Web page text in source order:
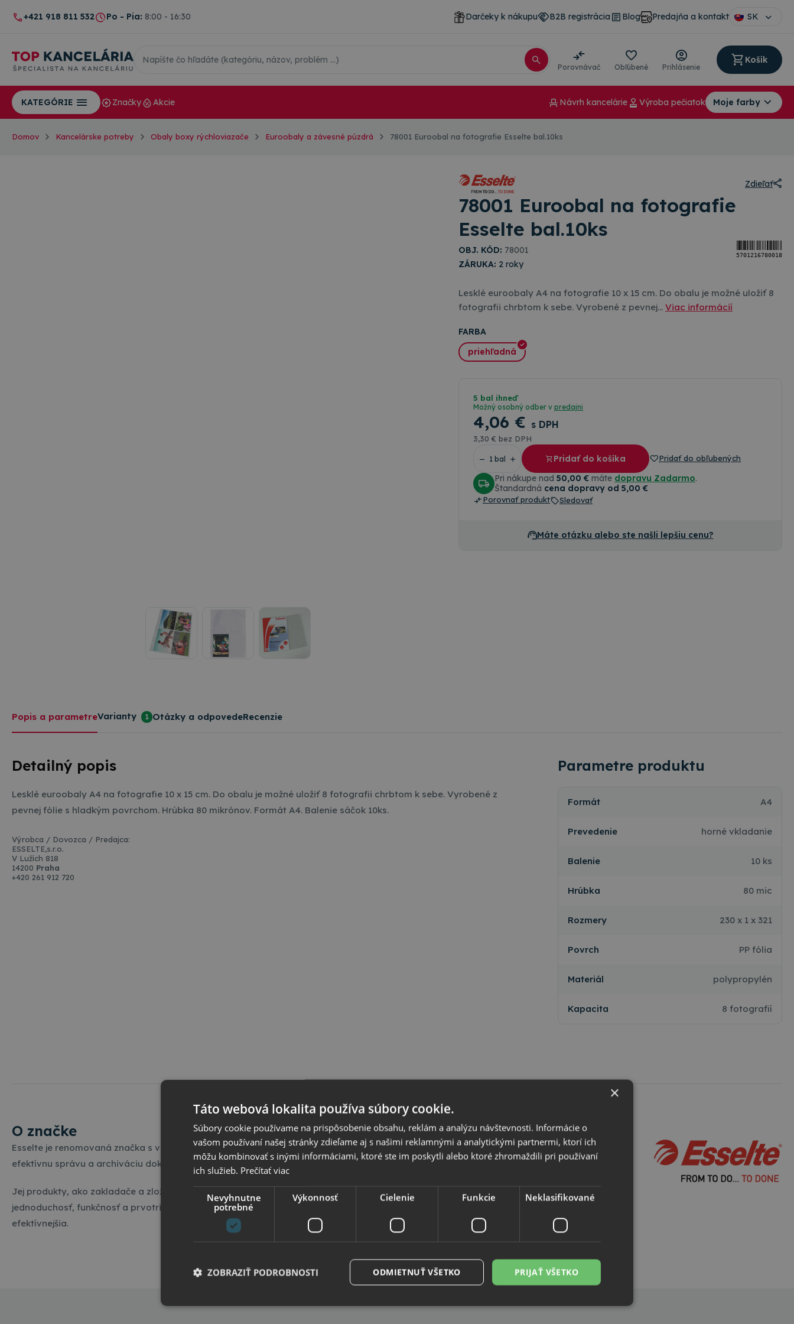
+421 918 811 532 Po - Pia: 8:00 - 16:30 Darčeky k nákupu B2B registrácia Blog Predajňa a kontakt SK
Porovnávač Obľúbené Prihlásenie
Košík
KATEGÓRIE Značky Akcie Návrh kancelárie Výroba pečiatok Moje farby
Domov Kancelárske potreby Obaly boxy rýchloviazače Euroobaly a závesné púzdrá 78001 Euroobal na fotografie Esselte bal.10ks
Zdieľať
78001 Euroobal na fotografie
Esselte bal.10ks
OBJ. KÓD: 78001 5701216780018
ZÁRUKA: 2 roky
Lesklé euroobaly A4 na fotografie 10 x 15 cm. Do obalu je možné uložiť 8
fotografii chrbtom k sebe. Vyrobené z pevnej… Viac informácií
FARBA
priehľadná
5 bal ihneď
Možný osobný odber v predajni
4,06 € s DPH
3,30 € bez DPH
Pridať do košíka Pridať do obľubených
Pri nákupe nad 50,00 € máte dopravu Zadarmo.
Štandardná cena dopravy od 5,00 €
Porovnať produkt Sledovať
Máte otázku alebo ste našli lepšiu cenu?
Popis a parametreVarianty 1 Otázky a odpovedeRecenzie
Detailný popis
Lesklé euroobaly A4 na fotografie 10 x 15 cm. Do obalu je možné uložiť 8 fotografii chrbtom k sebe. Vyrobené z
pevnej fólie s hladkým povrchom. Hrúbka 80 mikrónov. Formát A4. Balenie sáčok 10ks.
Výrobca / Dovozca / Predajca:
ESSELTE,s.r.o.
V Lužích 818
14200 Praha
+420 261 912 720
Parametre produktu
Formát A4
Prevedenie horné vkladanie
Balenie 10 ks
Hrúbka 80 mic
Rozmery 230 x 1 x 321
Povrch PP fólia
Materiál polypropylén
Kapacita 8 fotografií
O značke
Esselte je renomovaná značka s viac ako storočnou tradíciou v oblasti kancelárskych potrieb. Špecializuje sa na
efektívnu správu a archiváciu dokumentov, čím uľahčuje organizáciu v kancelárskom prostredí.
Jej produkty, ako zakladače a zložky, sú synonymom spoľahlivosti a efektívneho ukladania. Esselte kladie dôraz na
jednoduchosť, funkčnosť a prvotriednu kvalitu, aby každodenná práca s dokumentmi bola ešte pohodlnejšia a
efektívnejšia.
×
Táto webová lokalita používa súbory cookie.
Súbory cookie používame na prispôsobenie obsahu, reklám a analýzu návštevnosti. Informácie o
vašom používaní našej stránky zdieľame aj s našimi reklamnými a analytickými partnermi, ktorí ich
môžu kombinovať s inými informáciami, ktoré ste im poskytli alebo ktoré zhromaždili pri používaní
ich služieb. Prečítať viac
Nevyhnutne
potrebné
Výkonnosť Cielenie Funkcie Neklasifikované
PRIJAŤ VŠETKO
ODMIETNUŤ VŠETKO
ZOBRAZIŤ PODROBNOSTI